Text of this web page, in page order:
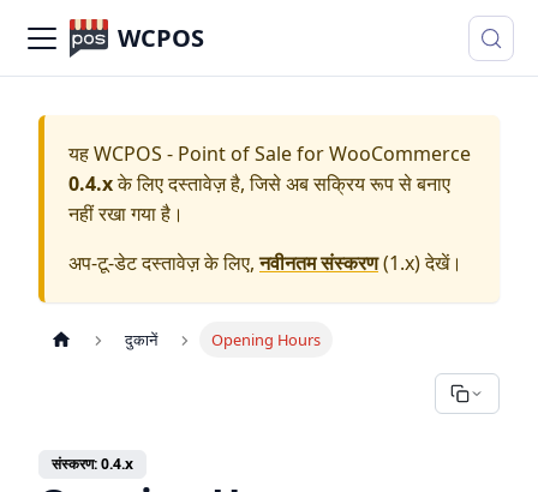
WCPOS
यहWCPOS - Point of Sale for WooCommerce
0.4.xके लिए दस्तावेज़ है, जिसे अब सक्रिय रूप से बनाए
नहीं रखा गया है।
अप-टू-डेट दस्तावेज़ के लिए,नवीनतम संस्करण(1.x) देखें।
दुकानें Opening Hours
संस्करण: 0.4.x